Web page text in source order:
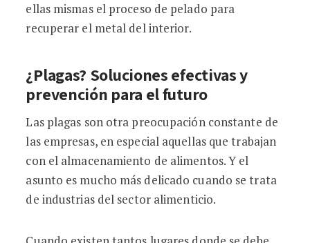
ellas mismas el proceso de pelado para
recuperar el metal del interior.
¿Plagas? Soluciones efectivas y
prevención para el futuro
Las plagas son otra preocupación constante de
las empresas, en especial aquellas que trabajan
con el almacenamiento de alimentos. Y el
asunto es mucho más delicado cuando se trata
de industrias del sector alimenticio.